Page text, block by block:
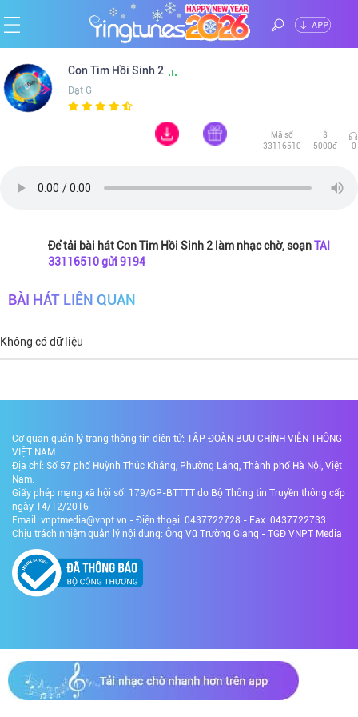
ĐĂNG
NHẬP
Trang
chủ
Ca
đề
Thể
Con Tim Hồi Sinh 2
Đạt G
Mã số
33116510
$
5000đ
0
Để tải bài hát Con Tim Hồi Sinh 2 làm nhạc chờ, soạnTAI
33116510 gửi 9194
BÀI HÁT LIÊN QUAN
Không có dữ liệu
Cơ quan quản lý trang thông tin điện tử: TẬP ĐOÀN BƯU CHÍNH VIỄN THÔNG
VIỆT NAM
Địa chỉ: Số 57 phố Huỳnh Thúc Kháng, Phường Láng, Thành phố Hà Nội, Việt
Nam.
Giấy phép mạng xã hội số: 179/GP-BTTTT do Bộ Thông tin Truyền thông cấp
ngày 14/12/2016
Email: vnptmedia@vnpt.vn - Điện thoại: 0437722728 - Fax: 0437722733
Chịu trách nhiệm quản lý nội dung: Ông Vũ Trường Giang - TGĐ VNPT Media